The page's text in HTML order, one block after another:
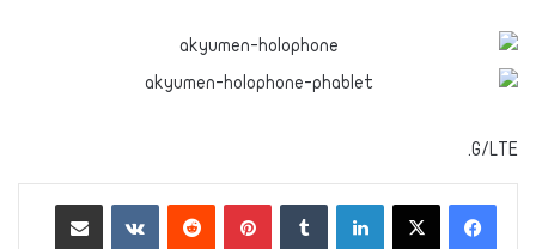
G/LTE.
لينكدإن بينتيريست ‏VKontakte